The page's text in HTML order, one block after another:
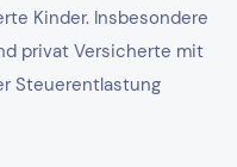
Kinder. Insbesondere
privat Versicherte mit
Steuerentlastung